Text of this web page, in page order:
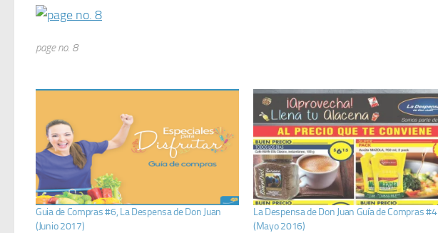
page no. 8
Guia de Compras #6, La Despensa de Don Juan
(Junio 2017)
La Despensa de Don Juan Guía de Compras #4
(Mayo 2016)